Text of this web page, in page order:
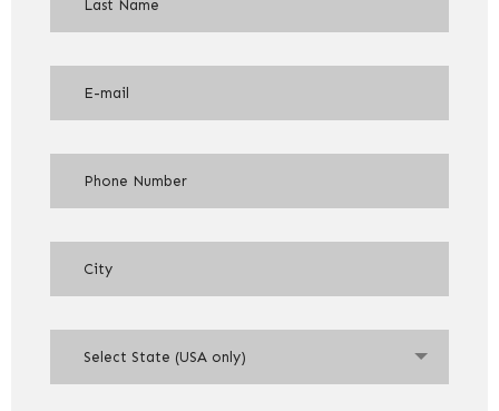
Select State (USA only)